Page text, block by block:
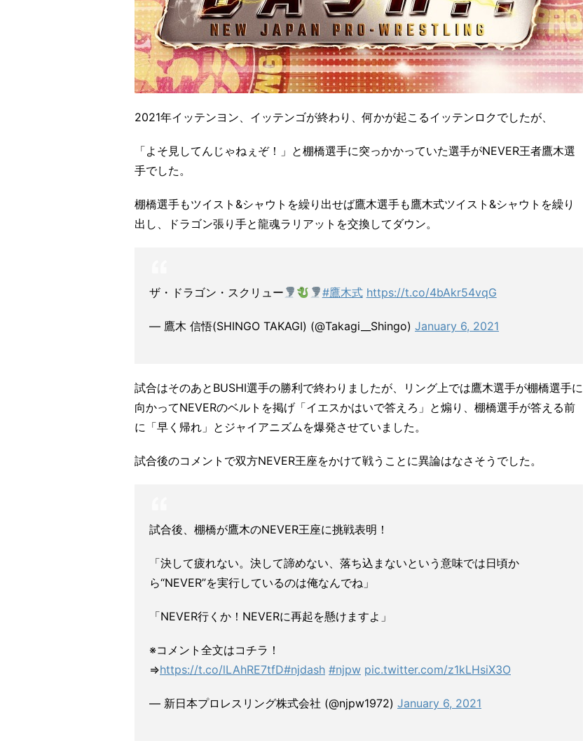
2021年イッテンヨン、イッテンゴが終わり、何かが起こるイッテンロクでしたが、
「よそ見してんじゃねぇぞ！」と棚橋選手に突っかかっていた選手がNEVER王者鷹木選
手でした。
棚橋選手もツイスト&シャウトを繰り出せば鷹木選手も鷹木式ツイスト&シャウトを繰り
出し、ドラゴン張り手と龍魂ラリアットを交換してダウン。
ザ・ドラゴン・スクリュー #鷹木式 https://t.co/4bAkr54vqG
— 鷹木 信悟(SHINGO TAKAGI) (@Takagi__Shingo) January 6, 2021
試合はそのあとBUSHI選手の勝利で終わりましたが、リング上では鷹木選手が棚橋選手に
向かってNEVERのベルトを掲げ「イエスかはいで答えろ」と煽り、棚橋選手が答える前
に「早く帰れ」とジャイアニズムを爆発させていました。
試合後のコメントで双方NEVER王座をかけて戦うことに異論はなさそうでした。
試合後、棚橋が鷹木のNEVER王座に挑戦表明！
「決して疲れない。決して諦めない、落ち込まないという意味では日頃か
ら“NEVER”を実行しているのは俺なんでね」
「NEVER行くか！NEVERに再起を懸けますよ」
※コメント全文はコチラ！
⇒https://t.co/lLAhRE7tfD#njdash #njpw pic.twitter.com/z1kLHsiX3O
— 新日本プロレスリング株式会社 (@njpw1972) January 6, 2021